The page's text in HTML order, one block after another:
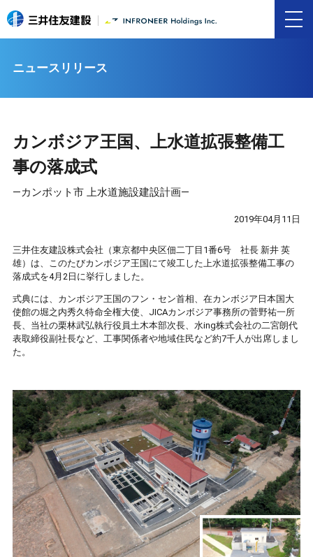
ニュースリリース
カンボジア王国、上水道拡張整備工
事の落成式
―カンポット市 上水道施設建設計画―
2019年04月11日
三井住友建設株式会社（東京都中央区佃二丁目1番6号 社長 新井 英
雄）は、このたびカンボジア王国にて竣工した上水道拡張整備工事の
落成式を4月2日に挙行しました。
式典には、カンボジア王国のフン・セン首相、在カンボジア日本国大
使館の堀之内秀久特命全権大使、JICAカンボジア事務所の菅野祐一所
長、当社の栗林武弘執行役員土木本部次長、水ing株式会社の二宮朗代
表取締役副社長など、工事関係者や地域住民など約7千人が出席しまし
た。